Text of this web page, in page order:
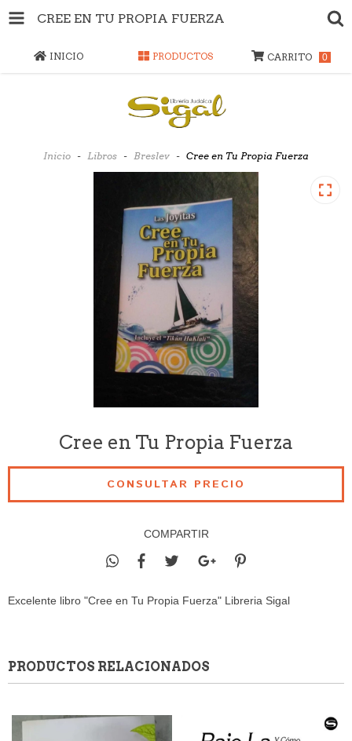
CREE EN TU PROPIA FUERZA
INICIO PRODUCTOS CARRITO 0
Inicio - Libros - Breslev - Cree en Tu Propia Fuerza
Cree en Tu Propia Fuerza
COMPARTIR
Excelente libro "Cree en Tu Propia Fuerza" Libreria Sigal
PRODUCTOS RELACIONADOS